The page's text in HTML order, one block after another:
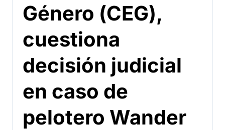
Género (CEG),
cuestiona
decisión judicial
en caso de
pelotero Wander